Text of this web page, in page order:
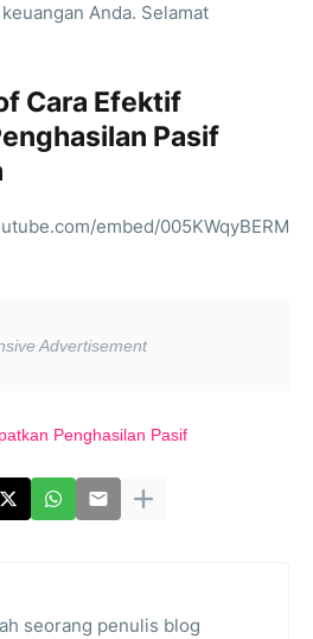
Anda. Selamat
Cara Efektif
Pasif
embed/005KWqyBERM
Penghasilan Pasif
seorang penulis blog